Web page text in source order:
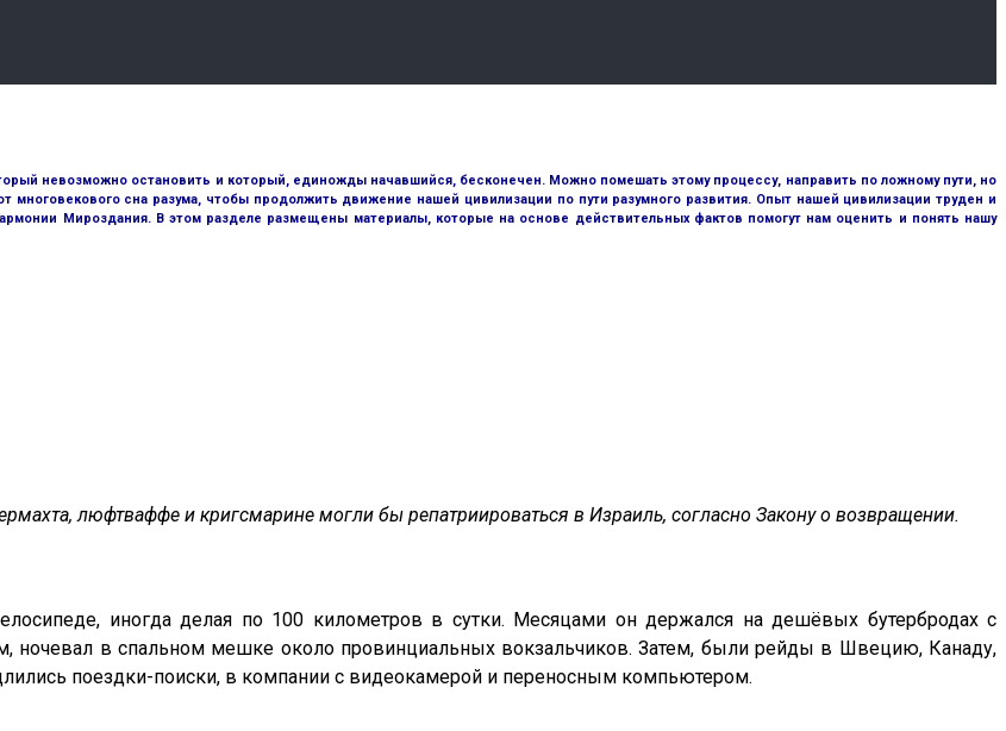
невозможно остановить и который, единожды начавшийся, бесконечен. Можно помешать этому процессу, направить по ложному пути, но
сна разума, чтобы продолжить движение нашей цивилизации по пути разумного развития. Опыт нашей цивилизации труден и
Мироздания. В этом разделе размещены материалы, которые на основе действительных фактов помогут нам оценить и понять нашу
люфтваффе и кригcмарине могли бы репатриироваться в Израиль, согласно Закону о возвращении.
иногда делая по 100 километров в сутки. Месяцами он держался на дешёвых бутербродах с
в спальном мешке около провинциальных вокзальчиков. Затем, были рейды в Швецию, Канаду,
поездки-поиски, в компании с видеокамерой и переносным компьютером.